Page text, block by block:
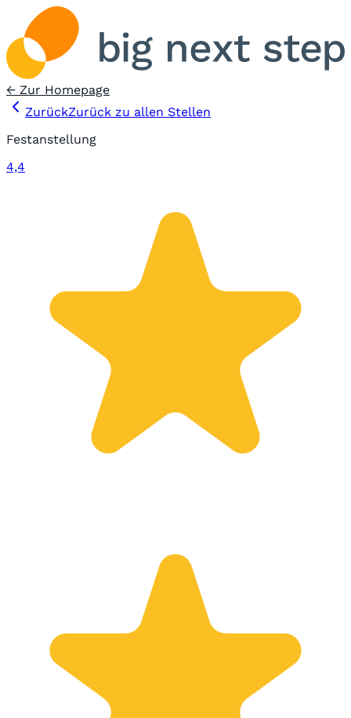
← Zur Homepage
ZurückZurück zu allen Stellen
Festanstellung
4,4